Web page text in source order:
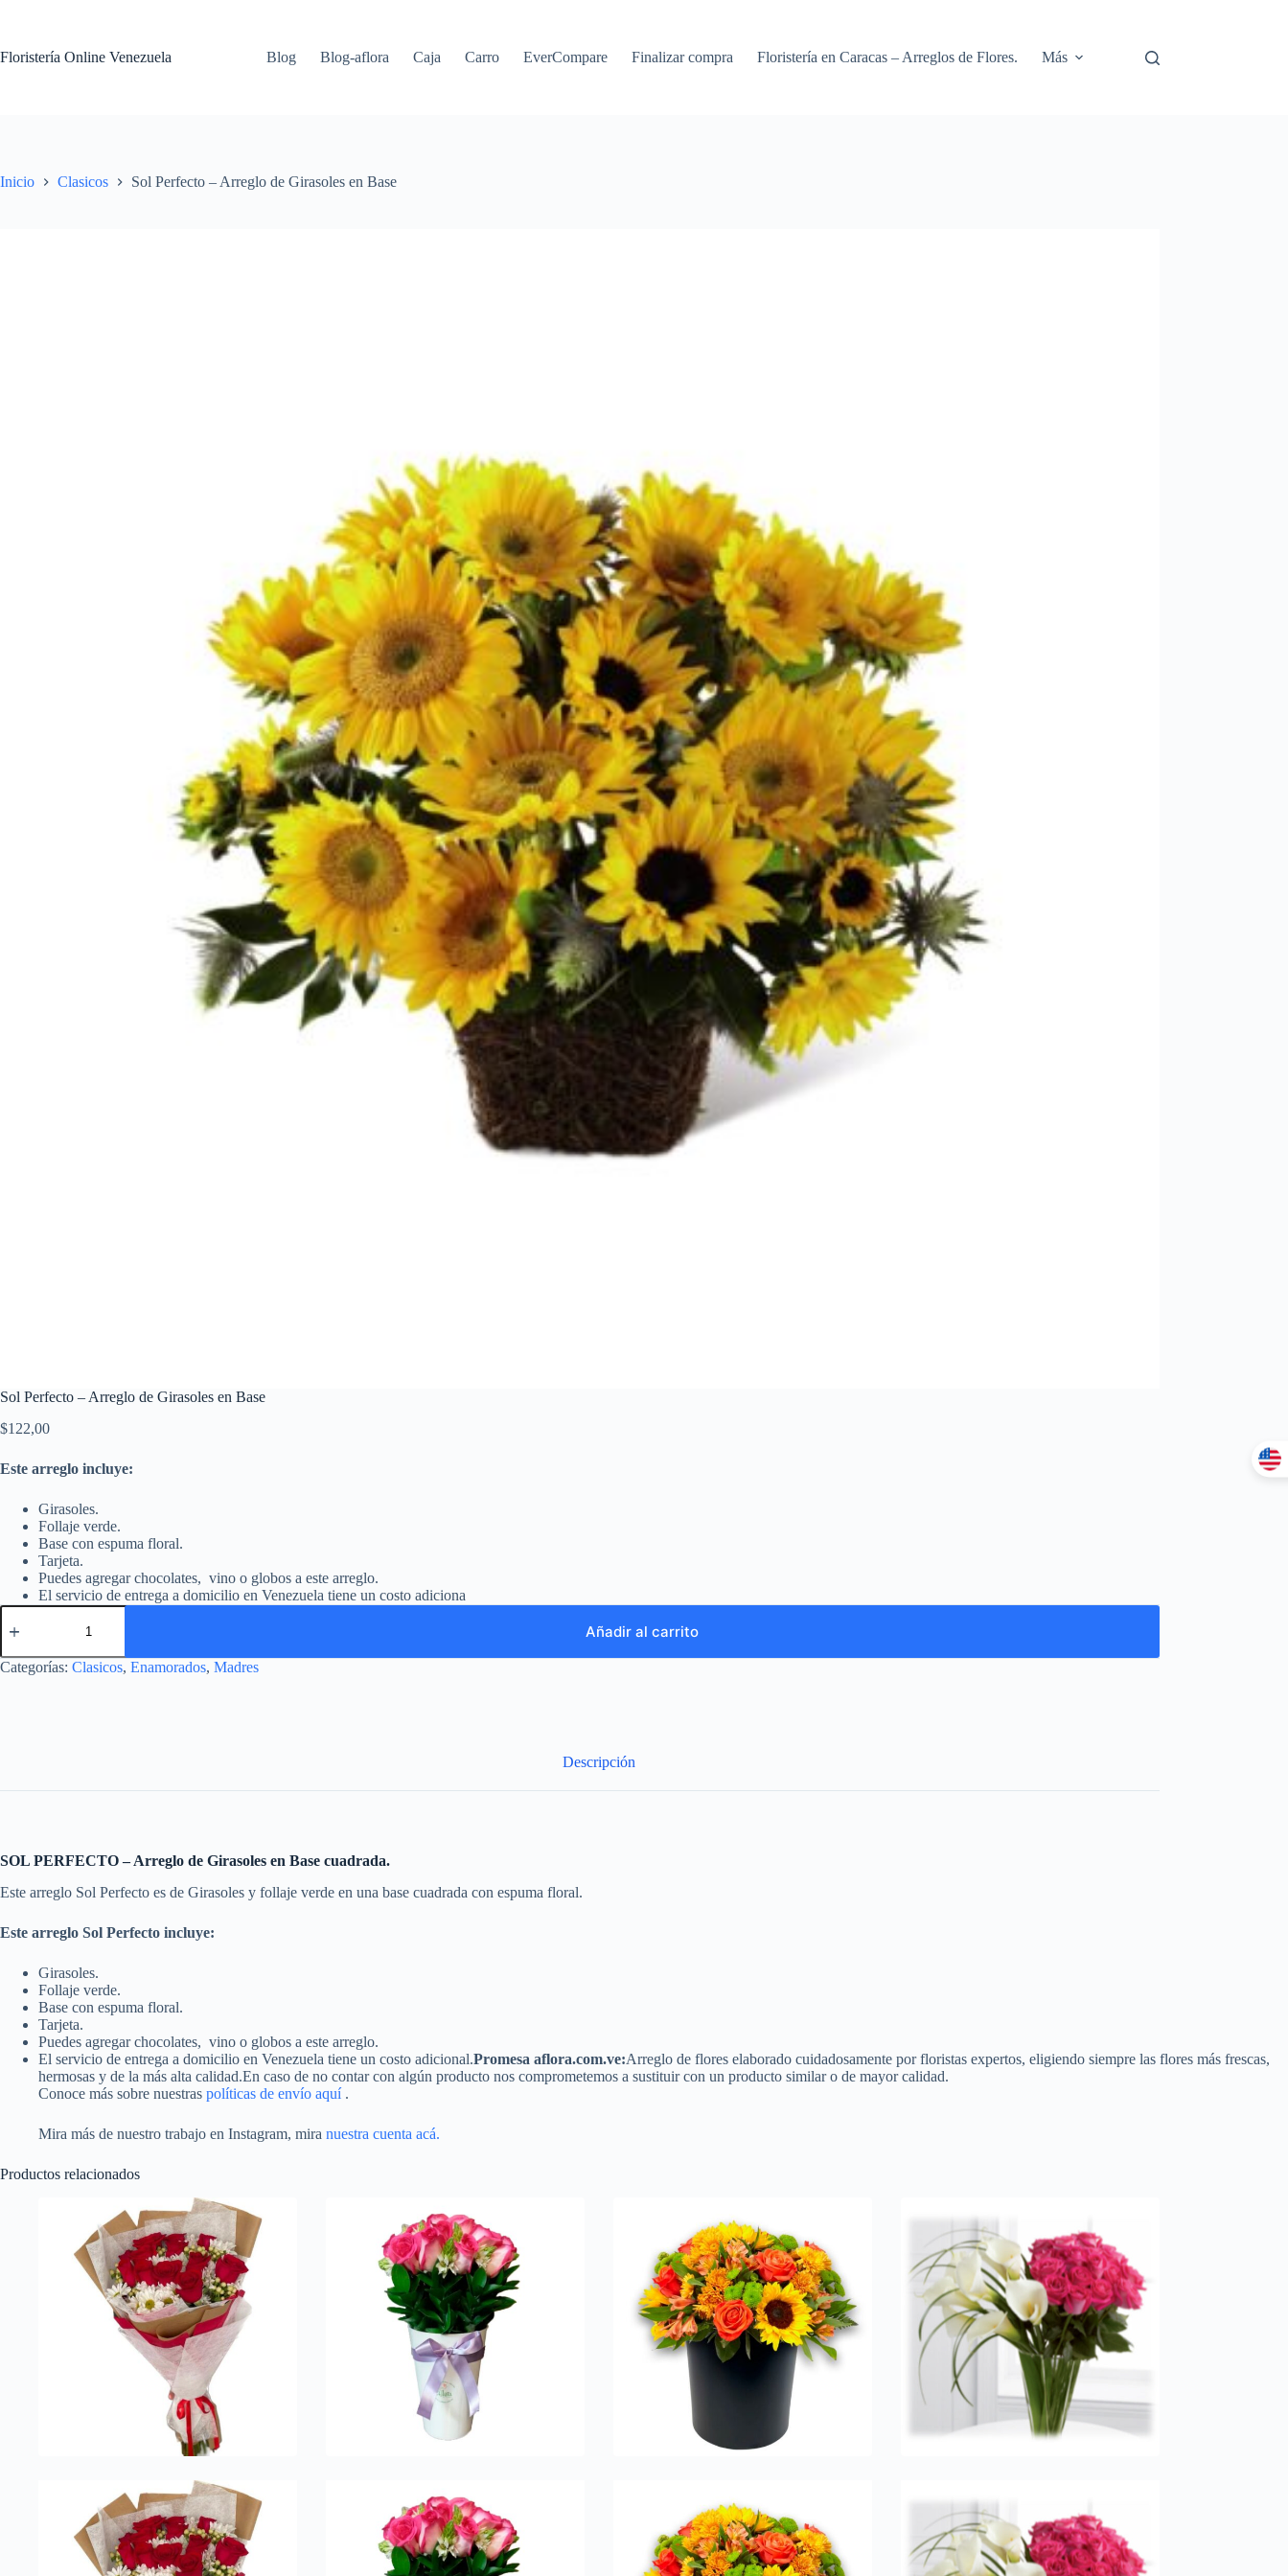
Floristería Online Venezuela Blog Blog-aflora Caja Carro EverCompare Finalizar compra Floristería en Caracas – Arreglos de Flores. Más
Inicio Clasicos Sol Perfecto – Arreglo de Girasoles en Base
Sol Perfecto – Arreglo de Girasoles en Base
$122,00
Este arreglo incluye:
Girasoles.
Follaje verde.
Base con espuma floral.
Tarjeta.
Puedes agregar chocolates, vino o globos a este arreglo.
El servicio de entrega a domicilio en Venezuela tiene un costo adiciona
Añadir al carrito
Categorías: Clasicos, Enamorados, Madres
Descripción
SOL PERFECTO – Arreglo de Girasoles en Base cuadrada.
Este arreglo Sol Perfecto es de Girasoles y follaje verde en una base cuadrada con espuma floral.
Este arreglo Sol Perfecto incluye:
Girasoles.
Follaje verde.
Base con espuma floral.
Tarjeta.
Puedes agregar chocolates, vino o globos a este arreglo.
El servicio de entrega a domicilio en Venezuela tiene un costo adicional.Promesa aflora.com.ve:Arreglo de flores elaborado cuidadosamente por floristas expertos, eligiendo siempre las flores más frescas,
hermosas y de la más alta calidad.En caso de no contar con algún producto nos comprometemos a sustituir con un producto similar o de mayor calidad.
Conoce más sobre nuestras políticas de envío aquí.
Mira más de nuestro trabajo en Instagram, mira nuestra cuenta acá.
Productos relacionados